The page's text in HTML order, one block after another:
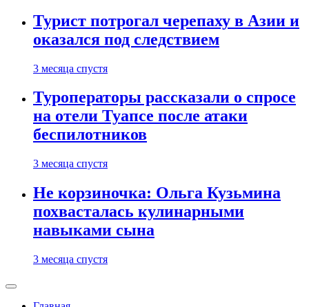
Турист потрогал черепаху в Азии и
оказался под следствием
3 месяца спустя
Туроператоры рассказали о спросе
на отели Туапсе после атаки
беспилотников
3 месяца спустя
Не корзиночка: Ольга Кузьмина
похвасталась кулинарными
навыками сына
3 месяца спустя